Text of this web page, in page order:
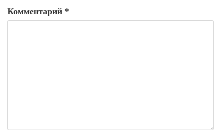
Комментарий *